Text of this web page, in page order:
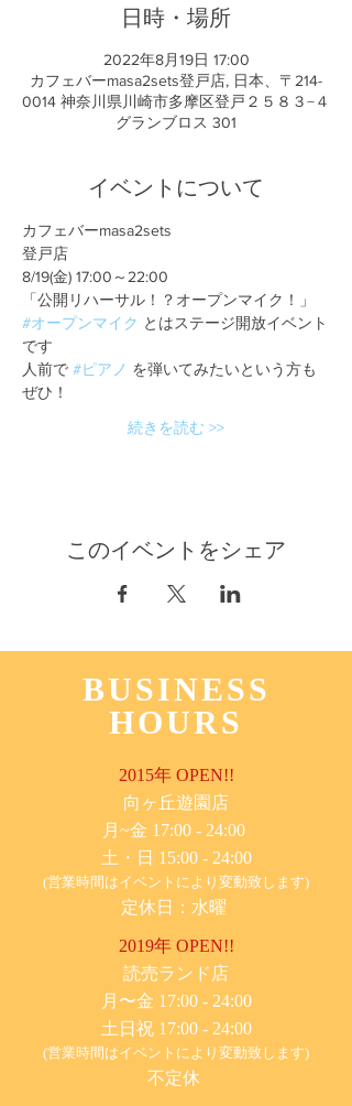
日時・場所
2022年8月19日 17:00
カフェバーmasa2sets登戸店, 日本、〒214-
0014 神奈川県川崎市多摩区登戸２５８３−４
グランブロス 301
イベントについて
カフェバーmasa2sets
登戸店
8/19(金) 17:00～22:00
「公開リハーサル！？オープンマイク！」
#オープンマイク とはステージ開放イベント
です
人前で #ピアノ を弾いてみたいという方も
ぜひ！
続きを読む >>
このイベントをシェア
BUSINESS
HOURS
2015年 OPEN!!
​向ヶ丘遊園店
月~金 17:00 - 24:00
土・日 15:00 - 24:00
(営業時間はイベントにより変動致します)
定休日：水曜
2019年 OPEN!!
​読売ランド店
月〜金 17:00 - 24:00
土日祝 17:00 - 24:00
(営業時間はイベントにより変動致します)
不定休